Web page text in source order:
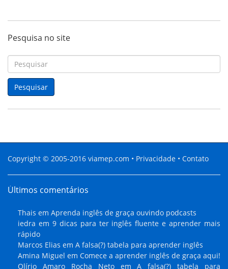
Pesquisa no site
P
e
s
q
r
p
r
:
Pesquisar
Copyright © 2005-2016 viamep.com • Privacidade • Contato
Últimos comentários
Thais em Aprenda inglês de graça ouvindo podcasts
iedra em 9 dicas para ter inglês fluente e aprender mais
rápido
Marcos Elias em A falsa(?) tabela para aprender inglês
Amina Miguel em Comece a aprender inglês de graça aqui!
Olírio Amaro Rocha NetoemA falsa(?) tabela para